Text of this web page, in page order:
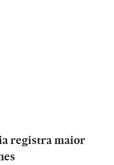
registra maior